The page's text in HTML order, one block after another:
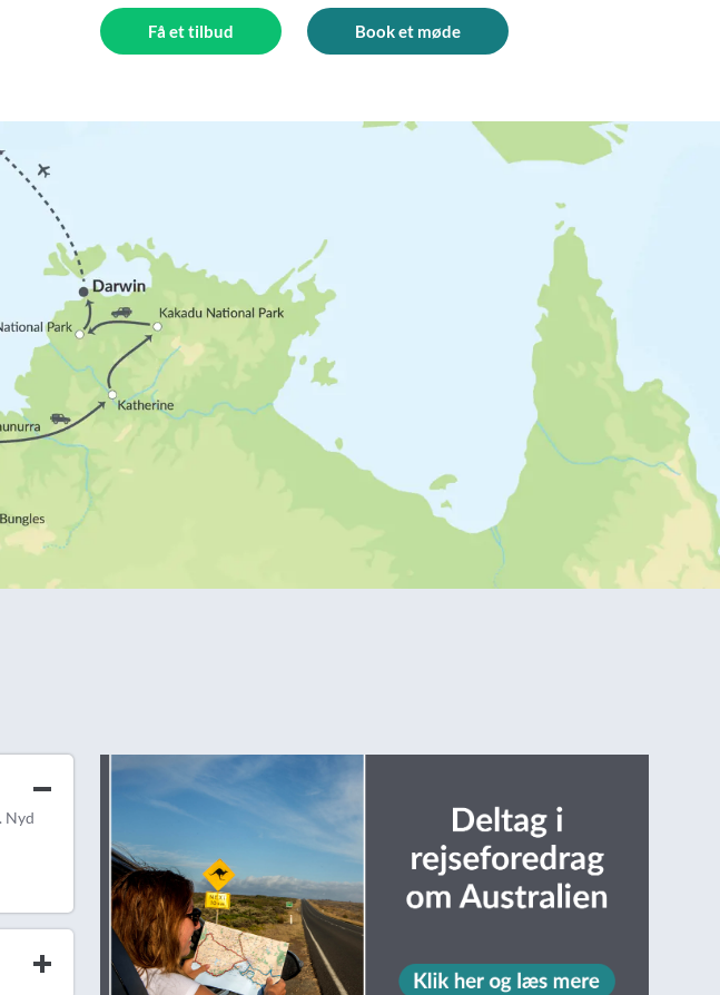
Få et tilbud Book et møde
Nyd